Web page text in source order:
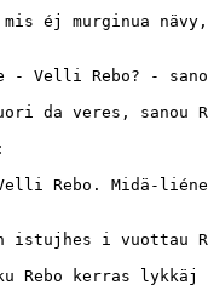
éj murginua
- Velli Rebo? -
da veres, sanou
Rebo. Midä-
istujhes i vuottau
Rebo kerras lykkäj